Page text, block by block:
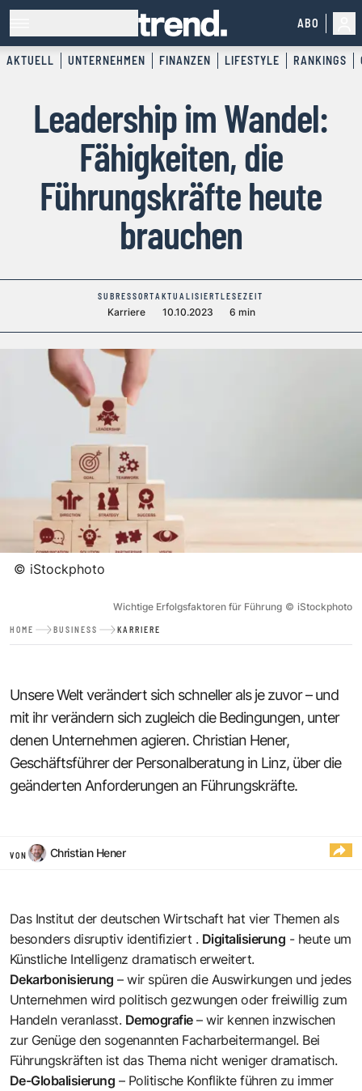
ABO
AKTUELL UNTERNEHMEN FINANZEN LIFESTYLE RANKINGS
Leadership im Wandel:
Fähigkeiten, die
Führungskräfte heute
brauchen
SUBRESSORT
Karriere
AKTUALISIERT
10.10.2023
LESEZEIT
6 min
© iStockphoto
Wichtige Erfolgsfaktoren für Führung © iStockphoto
HOME BUSINESS KARRIERE
Unsere Welt verändert sich schneller als je zuvor – und
mit ihr verändern sich zugleich die Bedingungen, unter
denen Unternehmen agieren. Christian Hener,
Geschäftsführer der Personalberatung in Linz, über die
geänderten Anforderungen an Führungskräfte.
VON Christian Hener
Das Institut der deutschen Wirtschaft hat vier Themen als
besonders disruptiv identifiziert . Digitalisierung - heute um
Künstliche Intelligenz dramatisch erweitert.
Dekarbonisierung – wir spüren die Auswirkungen und jedes
Unternehmen wird politisch gezwungen oder freiwillig zum
Handeln veranlasst. Demografie – wir kennen inzwischen
zur Genüge den sogenannten Facharbeitermangel. Bei
Führungskräften ist das Thema nicht weniger dramatisch.
De-Globalisierung – Politische Konflikte führen zu immer